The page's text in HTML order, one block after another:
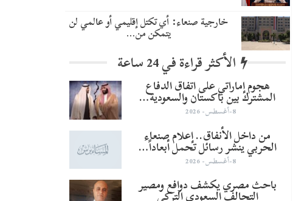
خارجية صنعاء: أي تكتل إقليمي أو عالمي لن
يتمكن من…
الأكثر قراءة في 24 ساعة
هجوم إماراتي على اتفاق الدفاع
المشترك بين باكستان والسعودية…
8-أغسطس- 2026
من داخل الأنفاق.. إعلام صنعاء
الحربي ينشر رسائل تحمل أبعاداً…
8-أغسطس- 2026
باحث مصري يكشف دوافع ومصير